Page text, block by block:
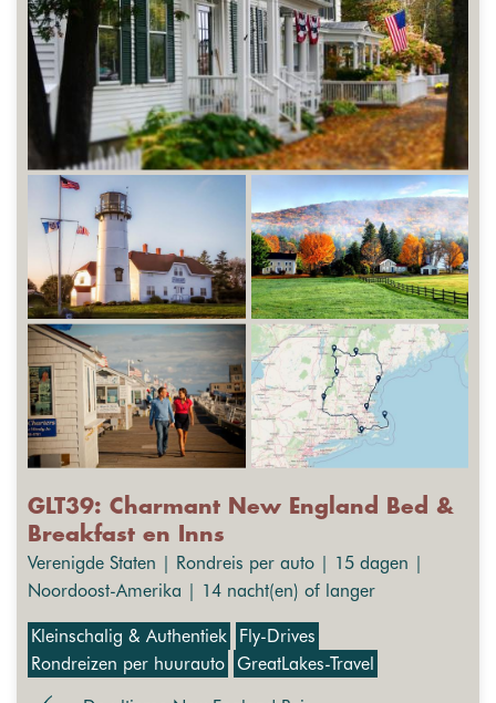
GLT39: Charmant New England Bed &
Breakfast en Inns
Verenigde Staten | Rondreis per auto | 15 dagen |
Noordoost-Amerika | 14 nacht(en) of langer
Kleinschalig & Authentiek
Fly-Drives
Rondreizen per huurauto GreatLakes-Travel